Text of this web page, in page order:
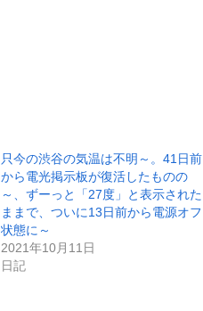
只今の渋谷の気温は不明～。41日前
から電光掲示板が復活したものの
～、ずーっと「27度」と表示された
ままで、ついに13日前から電源オフ
状態に～
2021年10月11日
日記